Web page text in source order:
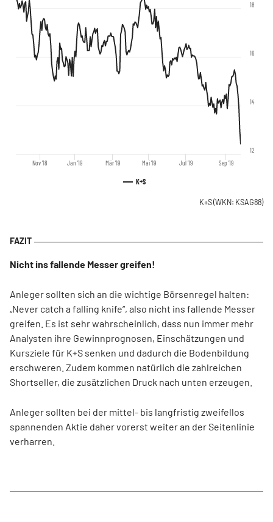
K+S
Nov '18 Jan '19 Mär '19 Mai '19 Jul '19 Sep '19
12
14
16
18
K+S(WKN: KSAG88)
Nicht ins fallende Messer greifen!
Anleger sollten sich an die wichtige Börsenregel halten:
„Never catch a falling knife“, also nicht ins fallende Messer
greifen. Es ist sehr wahrscheinlich, dass nun immer mehr
Analysten ihre Gewinnprognosen, Einschätzungen und
Kursziele für K+S senken und dadurch die Bodenbildung
erschweren. Zudem kommen natürlich die zahlreichen
Shortseller, die zusätzlichen Druck nach unten erzeugen.
Anleger sollten bei der mittel- bis langfristig zweifellos
spannenden Aktie daher vorerst weiter an der Seitenlinie
verharren.